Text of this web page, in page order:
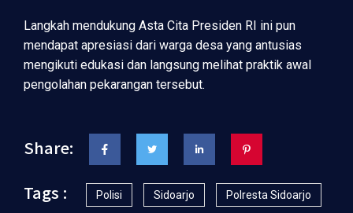
Langkah mendukung Asta Cita Presiden RI ini pun
mendapat apresiasi dari warga desa yang antusias
mengikuti edukasi dan langsung melihat praktik awal
pengolahan pekarangan tersebut.
Share:
Tags :
Polisi Sidoarjo Polresta Sidoarjo